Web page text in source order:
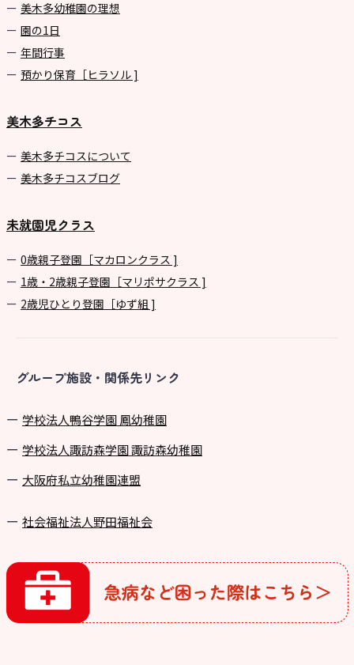
美⽊多幼稚園の理想
園の1⽇
年間⾏事
預かり保育［ヒラソル ]
美木多チコス
美⽊多チコスについて
美⽊多チコスブログ
未就園児クラス
0歳親子登園［マカロンクラス ]
1歳・2歳親子登園［マリポサクラス ]
2歳児ひとり登園［ゆず組 ]
グループ施設・関係先リンク
学校法⼈鴨⾕学園 鳳幼稚園
学校法⼈諏訪森学園 諏訪森幼稚園
⼤阪府私⽴幼稚園連盟
社会福祉法人野田福祉会